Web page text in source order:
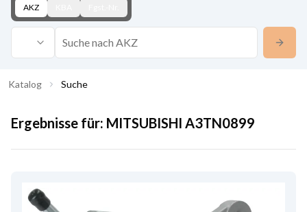
AKZ
Katalog Suche
Ergebnisse für: MITSUBISHI A3TN0899